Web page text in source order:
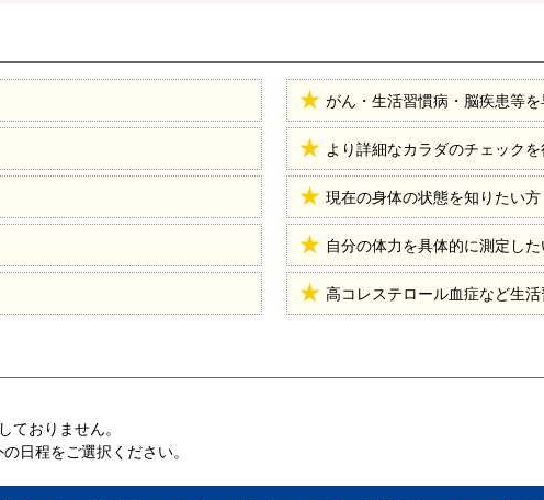
がん・生活習慣病・脳疾患等
より詳細なカラダのチェック
現在の身体の状態を知りたい方
自分の体力を具体的に測定した
高コレステロール血症など生
ておりません。
日程をご選択ください。